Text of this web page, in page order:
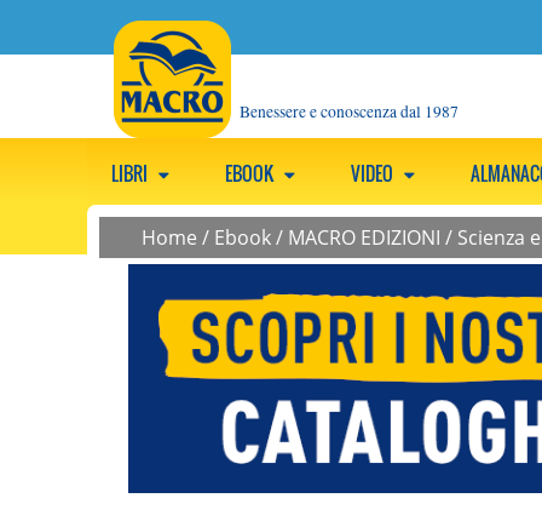
Benessere e conoscenza dal 1987
LIBRI EBOOK VIDEO
Home / Ebook/ MACRO EDIZIONI / Scienza